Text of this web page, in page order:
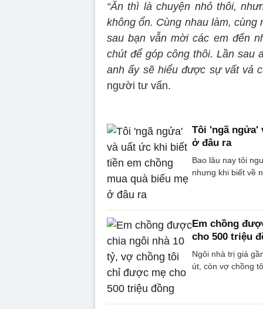
“Ăn thì là chuyện nhỏ thôi,
không ổn. Cùng nhau làm,
sau bạn vẫn mời các em đến
chút để góp công thôi. Lần sau
anh ấy sẽ hiểu được sự vất vả
người tư vấn.
Tôi 'ngã ngửa'
ở đâu ra
Bao lâu nay tôi
nhưng khi biết về
Em chồng
cho 500 triệu
Ngôi nhà trị giá
út, còn vợ chồng